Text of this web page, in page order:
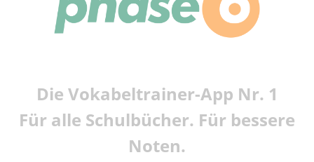
Die Vokabeltrainer-App Nr. 1
Für alle Schulbücher. Für bessere
Noten.